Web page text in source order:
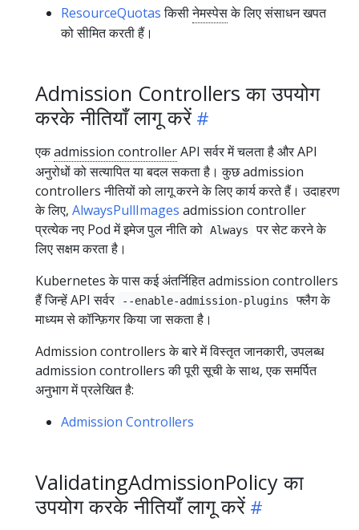
ResourceQuotasकिसीनेमस्पेसके लिए संसाधन खपत
को सीमित करती हैं।
Admission Controllers का उपयोग
करके नीतियाँ लागू करें
एकadmission controllerAPI सर्वर में चलता है और API
अनुरोधों को सत्यापित या बदल सकता है। कुछ admission
controllers नीतियों को लागू करने के लिए कार्य करते हैं। उदाहरण
के लिए, AlwaysPullImages admission controller
प्रत्येक नए Pod में इमेज पुल नीति को Always
पर सेट करने के
लिए सक्षम करता है।
Kubernetes के पास कई अंतर्निहित admission controllers
हैं जिन्हें API सर्वर
--enable-admission-plugins
फ्लैग के
माध्यम से कॉन्फ़िगर किया जा सकता है।
Admission controllers के बारे में विस्तृत जानकारी, उपलब्ध
admission controllers की पूरी सूची के साथ, एक समर्पित
अनुभाग में प्रलेखित है:
Admission Controllers
ValidatingAdmissionPolicy का
उपयोग करके नीतियाँ लागू करें